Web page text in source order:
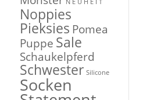
Noppies
Pieksies Pomea
Puppe Sale
Schaukelpferd
Schwester Silicone
Socken